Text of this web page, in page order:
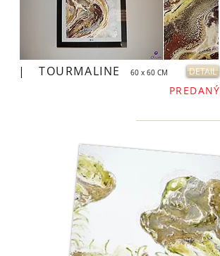
| TOURMALINE 60 x 60 CM DETAIL
PREDANÝ